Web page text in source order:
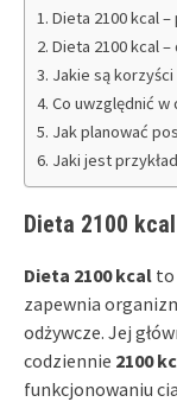
Dieta 2100 kcal
Dieta 2100 kcal
Jakie są
Co uwzględnić w
Jak planować
Jaki jest
Dieta 2100
Dieta 2100 kcal to
zapewnia
odżywcze. Jej
codziennie 2100
funkcjonowaniu